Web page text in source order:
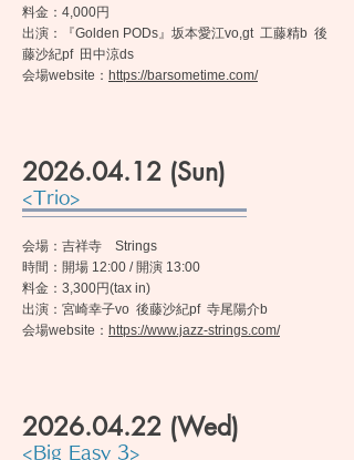
料金：4,000円
出演：『Golden PODs』坂本愛江vo,gt 工藤精b 後
藤沙紀pf 田中涼ds
​会場website： https://barsometime.com/
2026.04.12 (Sun)
<Trio>
会場：吉祥寺 Strings
時間：開場 12:00 / 開演 13:00
料金：3,300円(tax in)
出演：宮崎幸子vo 後藤沙紀pf 寺尾陽介b
​会場website： https://www.jazz-strings.com/
2026.04.22 (Wed)
<Big Easy 3>